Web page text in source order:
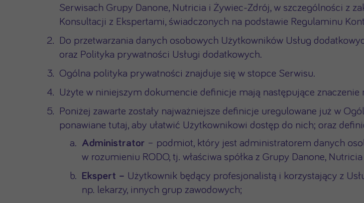
Serwisach Grupy Danone, Nutricia i Żywiec-Zdrój, w szczególności z
Konsultacji z Ekspertami, świadczonych na podstawie Regulaminu
Do przetwarzania danych osobowych Użytkowników Usług
oraz Polityka prywatności Usługi dodatkowych.
Ogólna polityka prywatności znajduje się w stopce Serwisu.
Użyte w niniejszym dokumencie definicje mają następujące
Poniżej zawarte zostały najważniejsze definicje uregulowane już w
ponawiane tutaj, aby ułatwić Użytkownikowi dostęp do nich; oraz
Administrator – podmiot, który jest administratorem danych
w rozumieniu RODO, tj. właściwa spółka z Grupy Danone,
Ekspert – Użytkownik będący profesjonalistą i korzystający z
np. lekarzy, innych grup zawodowych;